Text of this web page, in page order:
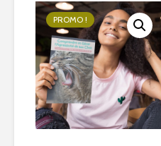
PROMO !